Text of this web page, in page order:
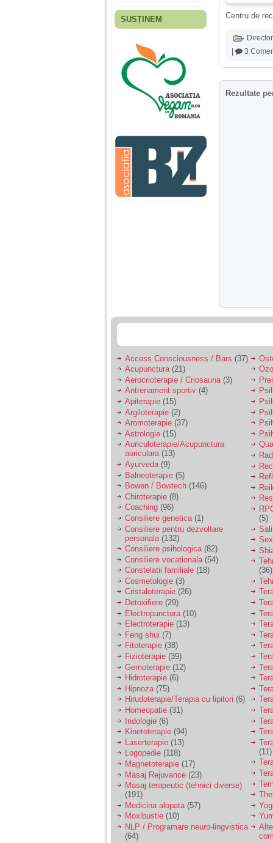
Fiica mea s-a nascut
ani, privind in urma
realizez cat de multe
greseli am facut in
educatia si cresterea
ei, am fost o mama
egoista, preocupata
de implinirea
profesionala, cand ea
era mica am neglijat-
agresiva, orice
greseala era taxata cu
o palma sau pedepse.
De 4 ani am o relatie
serioasa cu un barbat
Sunt casatorita, am
31 de ani si un copil in
varsta de 2 ani care
mi-e lumina ochilor.
De ceva timp simt ca
mi s-a adunat
oboseala, o oboseala
cronica de care nu pot
scapa si simt ca din
cauza ei nu pot
controla nervii si
cateodata are copilul
de suferit.
Am o bariera peste
care nu pot trece:
prietena mea a ramas
insarcinata cu o fata.
Am fost de comun
acord sa facem un
copil, cu gandul ca e
baiat.
Am 14 ani si o mare
problema. Acum 8 luni
am inceput o relatie
cu un baiat in varsta
de 20 de ani, m-a
cucerit cu vorbe dulci,
cadouri, promisiuni de
casatorie, asa ca m-
am culcat cu el si in
scurt timp am ramas
insarcinata. El cand a
aflat a plecat in afara,
la munca, si a rupt
orice legatura cu
mine. Mama m-a batut
si m-a jignit in ultimul
hal, ba chiar m-a fortat
sa stau sa imi
introduca coada de
mop in vagin.
Am 20 ani si am avut
o viata foarte grea. O
familie care nu m-a
crescut cum trebuie,
tata alcoolic, mai
SUSȚINEM Centru de
3
Rezultate
Access Consciousness / Bars (37)
Acupunctura(21)
Aerocrioterapie / Criosauna (3)
Antrenament sportiv (4)
Apiterapie (15)
Argiloterapie (2)
Aromoterapie (37)
Astrologie (15)
Auriculoterapie/Acupunctura
auriculara(13)
Ayurveda (9)
Balneoterapie (5)
Bowen / Bowtech (146)
Chiroterapie (8)
Coaching (96)
Consiliere genetica (1)
Consiliere pentru dezvoltare
personala (132)
Consiliere psihologica(82)
Consiliere vocationala (54)
Constelatii familiale (18)
Cosmetologie (3)
Cristaloterapie (26)
Detoxifiere (29)
Electropunctura (10)
Electroterapie (13)
Feng shui (7)
Fitoterapie (38)
Fizioterapie (39)
Gemoterapie (12)
Hidroterapie (6)
Hipnoza (75)
Hirudoterapie/Terapia cu lipitori (6)
Homeopatie (31)
Iridologie (6)
Kinetoterapie (94)
Laserterapie (13)
Logopedie (118)
Magnetoterapie (17)
Masaj Rejuvance (23)
Masaj terapeutic (tehnici diverse)
(191)
Medicina alopata (57)
Moxibustie (10)
NLP / Programare neuro-lingvistica
(64)
(5)
(36)
(11)